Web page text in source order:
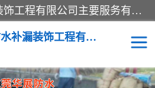
东莞市华展防水补漏装饰工程有限公司主要服务有：东莞防水补漏，东莞厂房防水补漏，东莞房屋渗漏水维修，楼面漏水维修，裂缝补漏，伸缩缝补漏，卫生间防水改造，厕所漏水补漏，外墙窗台补漏，电梯井堵漏，地下车库防水引水工程等
东莞市华展防水补漏装饰工程有限公司